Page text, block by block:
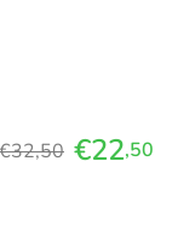
€32,50 €22,50